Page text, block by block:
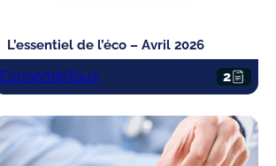
L’essentiel de l’éco – Avril 2026
EconomieTous 2